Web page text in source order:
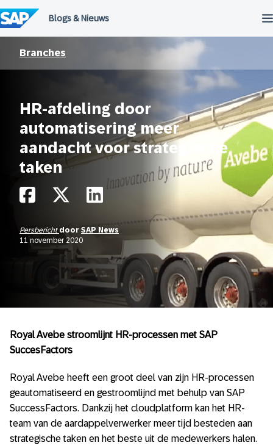
naar
de
inhoud
Branches
HR-afdeling door
automatisering meer
aandacht voor strategische
taken
Persbericht door SAP News
11 november 2020
Royal Avebe stroomlijnt HR-processen met SAP
SuccesFactors
Royal Avebe heeft een groot deel van zijn HR-processen
geautomatiseerd en gestroomlijnd met behulp van SAP
SuccessFactors. Dankzij het cloudplatform kan het HR-
team van de aardappelverwerker meer tijd besteden aan
strategische taken en het beste uit de medewerkers halen.